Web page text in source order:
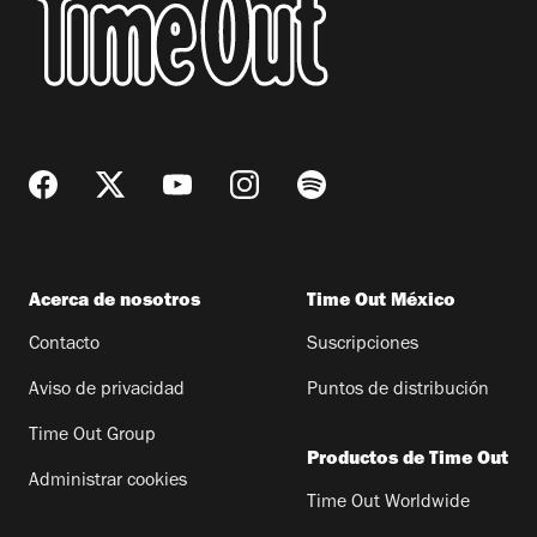
Acerca de nosotros
Contacto
Aviso de privacidad
Time Out Group
Administrar cookies
Time Out México
Suscripciones
Puntos de distribución
Productos de Time Out
Time Out Worldwide